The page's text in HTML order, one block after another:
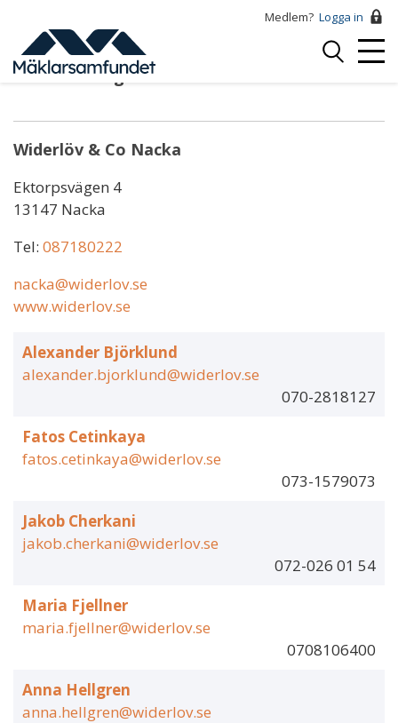
huvudinnehåll
Medlem? Logga in
Logga
Niels Sönnergaard
Widerlöv & Co Nacka
Ektorpsvägen 4
13147 Nacka
Tel: 087180222
nacka@widerlov.se
www.widerlov.se
Alexander Björklund
alexander.bjorklund@widerlov.se
070-2818127
Fatos Cetinkaya
fatos.cetinkaya@widerlov.se
073-1579073
Jakob Cherkani
jakob.cherkani@widerlov.se
072-026 01 54
Maria Fjellner
maria.fjellner@widerlov.se
0708106400
Anna Hellgren
anna.hellgren@widerlov.se